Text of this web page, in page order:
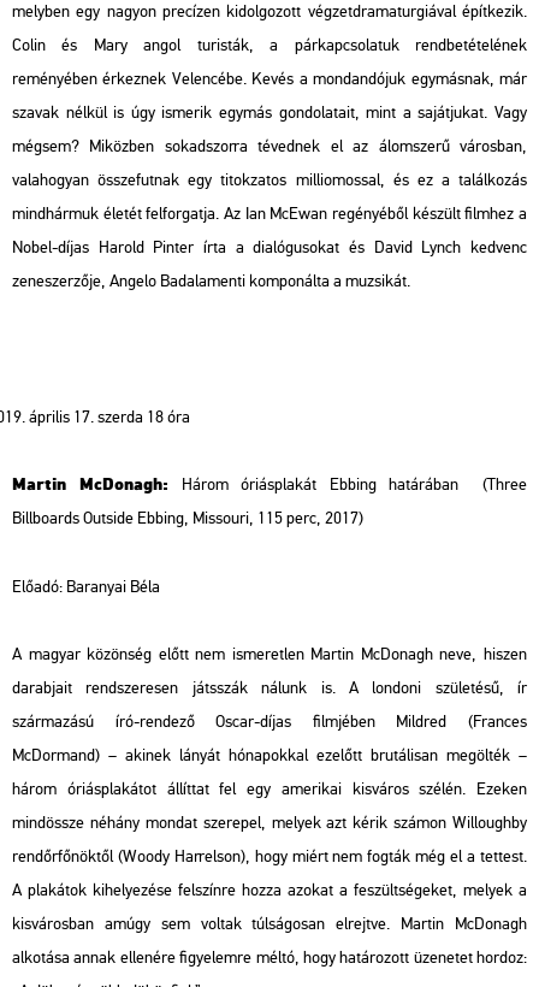
melyben egy nagyon precízen kidolgozott végzetdramaturgiával építkezik.
Colin és Mary angol turisták, a párkapcsolatuk rendbetételének
reményében érkeznek Velencébe. Kevés a mondandójuk egymásnak, már
szavak nélkül is úgy ismerik egymás gondolatait, mint a sajátjukat. Vagy
mégsem? Miközben sokadszorra tévednek el az álomszerű városban,
valahogyan összefutnak egy titokzatos milliomossal, és ez a találkozás
mindhármuk életét felforgatja. Az Ian McEwan regényéből készült filmhez a
Nobel-díjas Harold Pinter írta a dialógusokat és David Lynch kedvenc
zeneszerzője, Angelo Badalamenti komponálta a muzsikát.
április 17. szerda 18 óra
Martin McDonagh: Három óriásplakát Ebbing határában(Three
Billboards Outside Ebbing, Missouri, 115 perc, 2017)
Előadó: Baranyai Béla
A magyar közönség előtt nem ismeretlen Martin McDonagh neve, hiszen
darabjait rendszeresen játsszák nálunk is. A londoni születésű, ír
származású író-rendező Oscar-díjas filmjében Mildred (Frances
McDormand) – akinek lányát hónapokkal ezelőtt brutálisan megölték –
három óriásplakátot állíttat fel egy amerikai kisváros szélén. Ezeken
mindössze néhány mondat szerepel, melyek azt kérik számon Willoughby
rendőrfőnöktől (Woody Harrelson), hogy miért nem fogták még el a tettest.
A plakátok kihelyezése felszínre hozza azokat a feszültségeket, melyek a
kisvárosban amúgy sem voltak túlságosan elrejtve. Martin McDonagh
alkotása annak ellenére figyelemre méltó, hogy határozott üzenetet hordoz: